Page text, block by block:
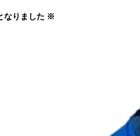
なりました ※